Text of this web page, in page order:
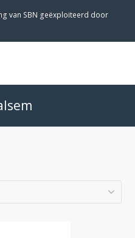
van SBN geëxploiteerd door